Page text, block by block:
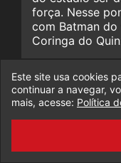
força. Nesse
com Batman
Coringa do
MARCELO
Estão
Este site usa cookies
continuar a navegar,
mais, acesse: Política